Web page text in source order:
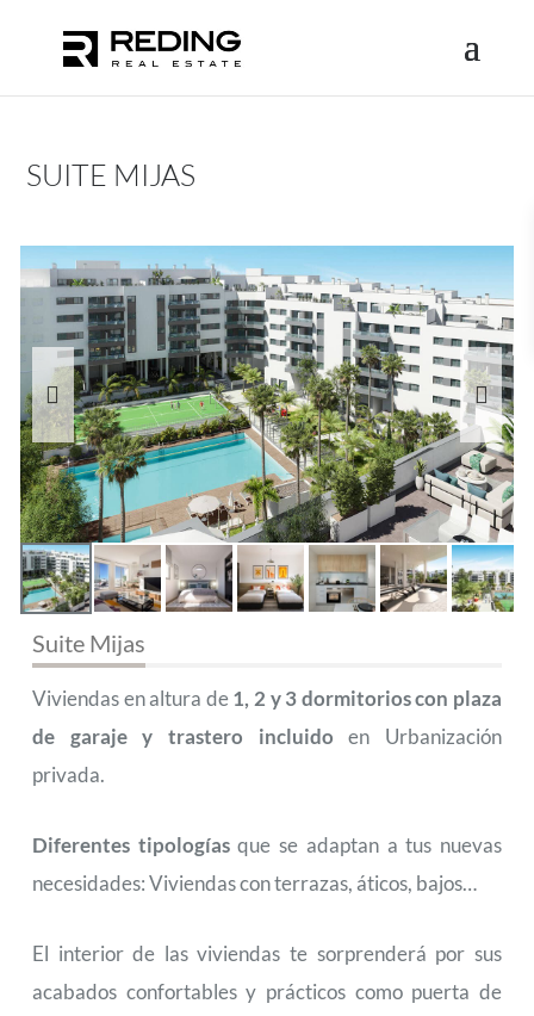
SUITE MIJAS
Suite Mijas
Viviendas en altura de1, 2 y 3 dormitorios con plaza
de garaje y trastero incluido en Urbanización
privada.
Diferentes tipologíasque se adaptan a tus nuevas
necesidades: Viviendas con terrazas, áticos, bajos…
El interior de las viviendas te sorprenderá por sus
acabados confortables y prácticos como puerta de